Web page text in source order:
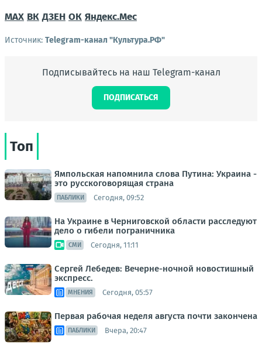
MAX ВК ДЗЕН ОК Яндекс.Мес
Источник: Telegram-канал "Культура.РФ"
Подписывайтесь на наш Telegram-канал
ПОДПИСАТЬСЯ
Топ
Ямпольская напомнила слова Путина: Украина -
это русскоговорящая страна
ПАБЛИКИ Сегодня, 09:52
На Украине в Черниговской области расследуют
дело о гибели пограничника
СМИ Сегодня, 11:11
Сергей Лебедев: Вечерне-ночной новостишный
экспресс.
МНЕНИЯ Сегодня, 05:57
Первая рабочая неделя августа почти закончена
ПАБЛИКИ Вчера, 20:47